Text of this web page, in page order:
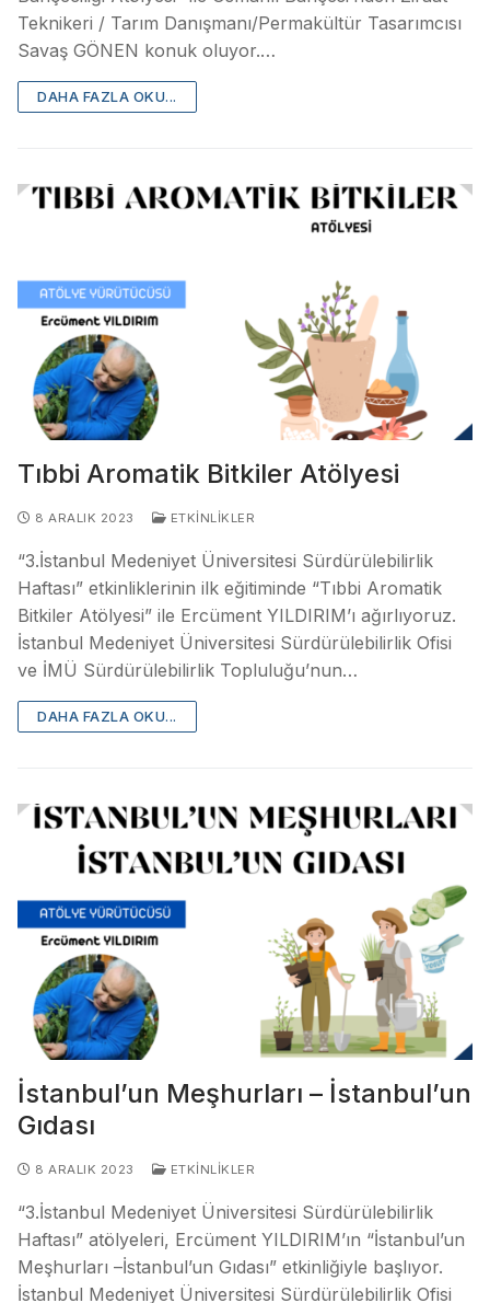
Teknikeri / Tarım Danışmanı/Permakültür Tasarımcısı
Savaş GÖNEN konuk oluyor.…
DAHA FAZLA OKU...
Tıbbi Aromatik Bitkiler Atölyesi
8 ARALIK 2023 ETKINLIKLER
“3.İstanbul Medeniyet Üniversitesi Sürdürülebilirlik
Haftası” etkinliklerinin ilk eğitiminde “Tıbbi Aromatik
Bitkiler Atölyesi” ile Ercüment YILDIRIM’ı ağırlıyoruz.
İstanbul Medeniyet Üniversitesi Sürdürülebilirlik Ofisi
ve İMÜ Sürdürülebilirlik Topluluğu’nun…
DAHA FAZLA OKU...
İstanbul’un Meşhurları – İstanbul’un
Gıdası
8 ARALIK 2023 ETKINLIKLER
“3.İstanbul Medeniyet Üniversitesi Sürdürülebilirlik
Haftası” atölyeleri, Ercüment YILDIRIM’ın “İstanbul’un
Meşhurları –İstanbul’un Gıdası” etkinliğiyle başlıyor.
İstanbul Medeniyet Üniversitesi Sürdürülebilirlik Ofisi